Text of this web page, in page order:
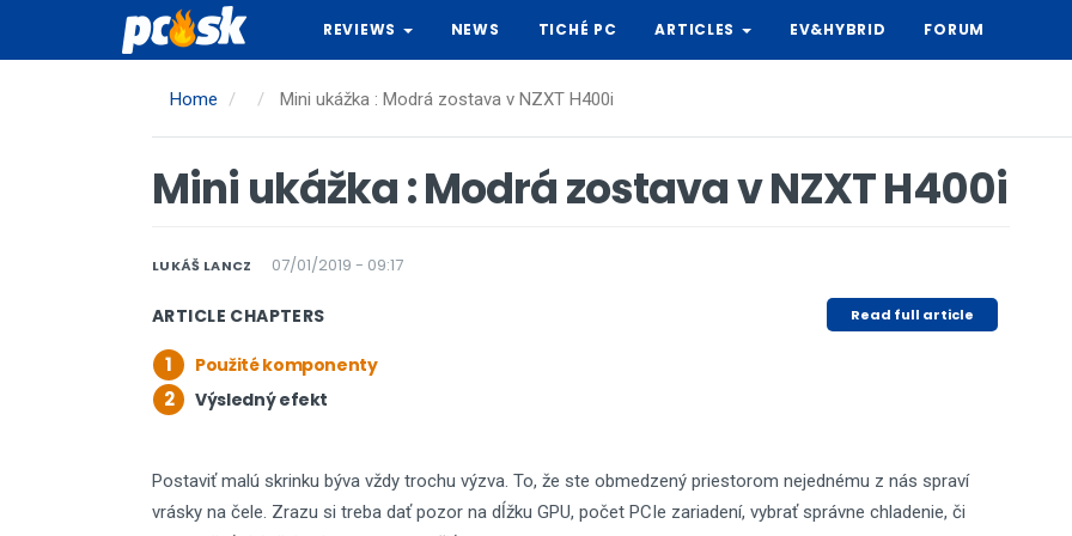
main
REVIEWS NEWS TICHÉ PC ARTICLES EV&HYBRID FORUM
Home Mini ukážka : Modrá zostava v NZXT H400i
Mini ukážka : Modrá zostava v NZXT H400i
LUKÁŠ LANCZ 07/01/2019 - 09:17
ARTICLE CHAPTERS Read full article
1 Použité komponenty
2 Výsledný efekt
Postaviť malú skrinku býva vždy trochu výzva. To, že ste obmedzený priestorom nejednému z nás spraví
vrásky na čele. Zrazu si treba dať pozor na dĺžku GPU, počet PCIe zariadení, vybrať správne chladenie, či